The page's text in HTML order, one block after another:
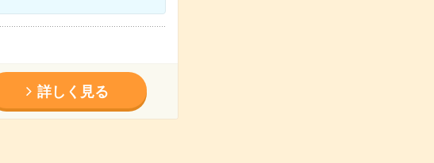
詳しく見る